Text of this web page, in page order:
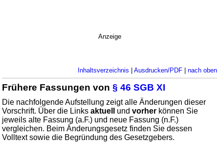
Anzeige
Inhaltsverzeichnis | Ausdrucken/PDF| nach oben
Frühere Fassungen von§ 46 SGB XI
Die nachfolgende Aufstellung zeigt alle Änderungen dieser
Vorschrift. Über die Linksaktuell undvorher können Sie
jeweils alte Fassung (a.F.) und neue Fassung (n.F.)
vergleichen. Beim Änderungsgesetz finden Sie dessen
Volltext sowie die Begründung des Gesetzgebers.